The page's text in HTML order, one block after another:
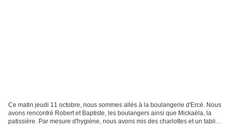
Ce matin jeudi 11 octobre, nous sommes allés à la boulangerie d'Ercé. Nous
avons rencontré Robert et Baptiste, les boulangers ainsi que Mickaëla, la
patissière. Par mesure d'hygiène, nous avons mis des charlottes et un tablier